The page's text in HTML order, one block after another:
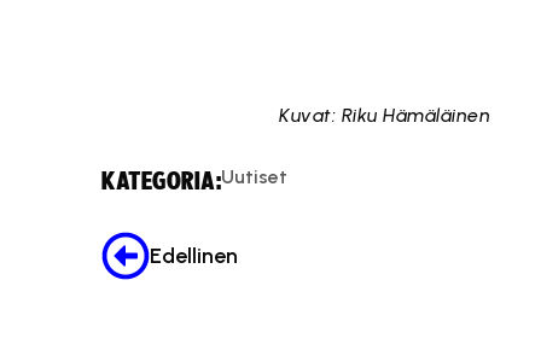
Kuvat: Riku Hämäläinen
KATEGORIA:Uutiset
Edellinen